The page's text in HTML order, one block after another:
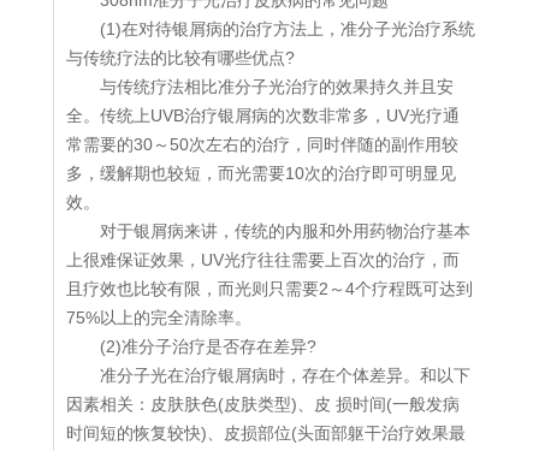
(1)在对待银屑病的治疗方法上，准分子光治疗系统
与传统疗法的比较有哪些优点?
与传统疗法相比准分子光治疗的效果持久并且安
全。传统上UVB治疗银屑病的次数非常多，UV光疗通
常需要的30～50次左右的治疗，同时伴随的副作用较
多，缓解期也较短，而光需要10次的治疗即可明显见
效。
对于银屑病来讲，传统的内服和外用药物治疗基本
上很难保证效果，UV光疗往往需要上百次的治疗，而
且疗效也比较有限，而光则只需要2～4个疗程既可达到
75%以上的完全清除率。
(2)准分子治疗是否存在差异?
准分子光在治疗银屑病时，存在个体差异。和以下
因素相关：皮肤肤色(皮肤类型)、皮 损时间(一般发病
时间短的恢复较快)、皮损部位(头面部躯干治疗效果最